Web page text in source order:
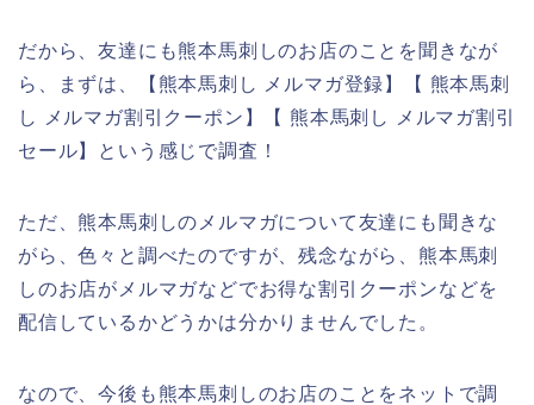
だから、友達にも熊本馬刺しのお店のことを聞きなが
ら、まずは、【熊本馬刺し メルマガ登録】【 熊本馬刺
し メルマガ割引クーポン】【 熊本馬刺し メルマガ割引
セール】という感じで調査！
ただ、熊本馬刺しのメルマガについて友達にも聞きな
がら、色々と調べたのですが、残念ながら、熊本馬刺
しのお店がメルマガなどでお得な割引クーポンなどを
配信しているかどうかは分かりませんでした。
なので、今後も熊本馬刺しのお店のことをネットで調